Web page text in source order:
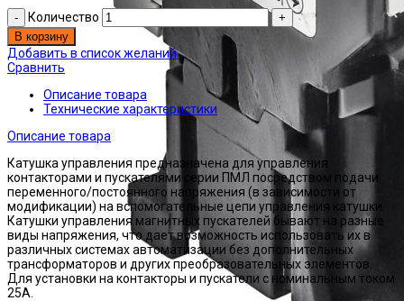
Количество
В корзину
Добавить в список желаний
Сравнить
Описание товара
Технические характеристики
Описание товара
Катушка управления предназначена для управления
контакторами и пускателями серии ПМЛ посредством подачи
переменного/постоянного напряжения (в зависимости от
модификации) на вспомогательные цепи управления катушки.
Катушки управления магнитных пускателей бывают на разные
виды напряжения, что дает возможность использовать их в
различных системах автоматизации без дополнительных
трансформаторов и других преобразовательных элементов.
Для установки на контакторы и пускатели с номинальным током
25А.